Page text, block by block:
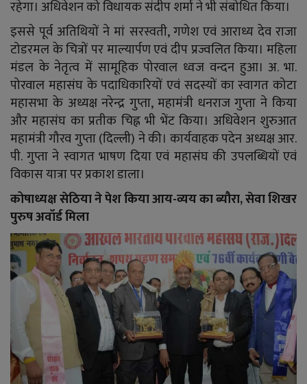
रहेगा। अधिवेशन को विधायक संदीप शर्मा ने भी संबोधित किया।
इससे पूर्व अतिथियों ने मां सरस्वती, गणेश एवं आराध्य देव राजा
टोडरमल के चित्रों पर माल्यार्पण एवं दीप प्रज्वलित किया। महिला
मंडल के नेतृत्व में सामूहिक पोरवाल ध्वज वन्दन हुआ। अ. भा.
पोरवाल महासंघ के पदाधिकारियों एवं सदस्यों का स्वागत कोटा
महासभा के अध्यक्ष नरेन्द्र गुप्ता, महामंत्री धनराज गुप्ता ने किया
और महासंघ का प्रतीक चिह्न भी भेंट किया। अधिवेशन शुरुआत
महामंत्री गौरव गुप्ता (दिल्ली) ने की। कार्यवाहक पदेन अध्यक्ष आर.
पी. गुप्ता ने स्वागत भाषण दिया एवं महासंघ की उपलब्धियों एवं
विकास यात्रा पर प्रकाश डाला।
कोषाध्यक्ष सेठिया ने पेश किया आय-व्यय का ब्यौरा, सेवा शिखर
पुरुष अवॉर्ड मिला